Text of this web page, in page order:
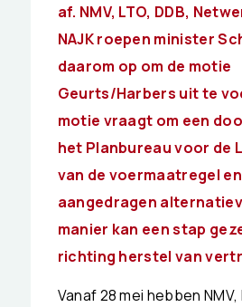
af. NMV, LTO, DDB,
NAJK roepen minister
daarom op om de motie
Geurts/Harbers uit te
motie vraagt om een
het Planbureau voor de
van de voermaatregel
aangedragen
manier kan een stap
richting herstel van
Vanaf 28 mei hebben NMV,